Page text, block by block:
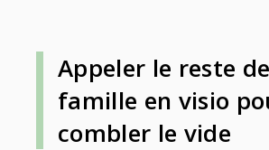
Appeler le reste
famille en visio
combler le vide